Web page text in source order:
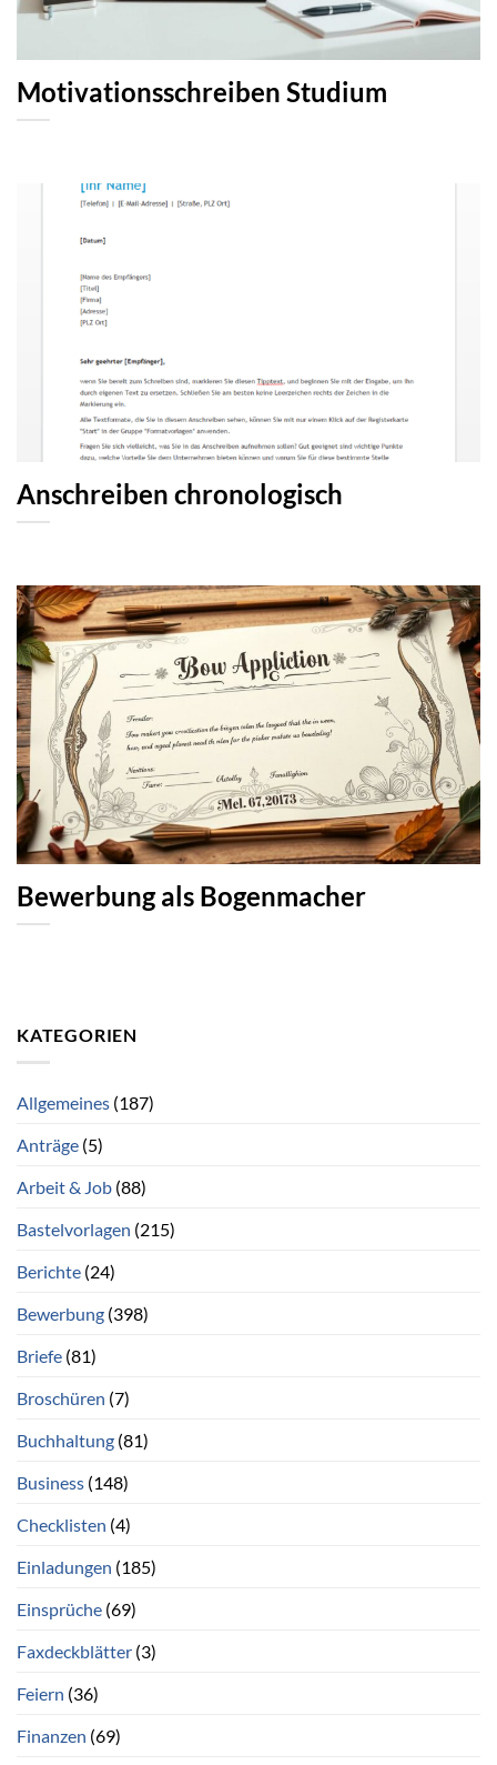
Motivationsschreiben Studium
Anschreiben chronologisch
Bewerbung als Bogenmacher
KATEGORIEN
Allgemeines (187)
Anträge (5)
Arbeit & Job (88)
Bastelvorlagen (215)
Berichte (24)
Bewerbung (398)
Briefe (81)
Broschüren (7)
Buchhaltung (81)
Business (148)
Checklisten (4)
Einladungen (185)
Einsprüche (69)
Faxdeckblätter (3)
Feiern (36)
Finanzen (69)